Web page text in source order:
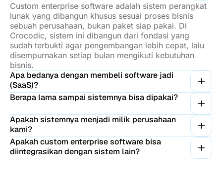
Custom enterprise software adalah sistem perangkat
lunak yang dibangun khusus sesuai proses bisnis
sebuah perusahaan, bukan paket siap pakai. Di
Crocodic, sistem ini dibangun dari fondasi yang
sudah terbukti agar pengembangan lebih cepat, lalu
disempurnakan setiap bulan mengikuti kebutuhan
bisnis.
Apa bedanya dengan membeli software jadi
(SaaS)?
Berapa lama sampai sistemnya bisa dipakai?
Apakah sistemnya menjadi milik perusahaan
kami?
Apakah custom enterprise software bisa
diintegrasikan dengan sistem lain?